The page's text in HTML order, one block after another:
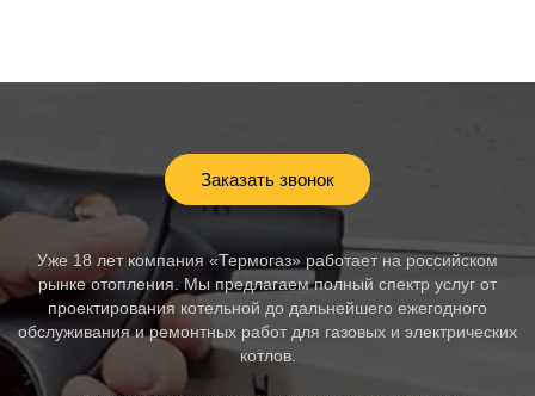
Заказать звонок
Уже 18 лет компания «Термогаз» работает на российском
рынке отопления. Мы предлагаем полный спектр услуг от
проектирования котельной до дальнейшего ежегодного
обслуживания и ремонтных работ для газовых и электрических
котлов.